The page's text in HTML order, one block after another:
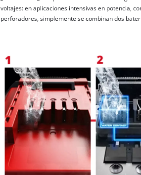
voltajes: en aplicaciones intensivas en potencia,
perforadores, simplemente se combinan dos